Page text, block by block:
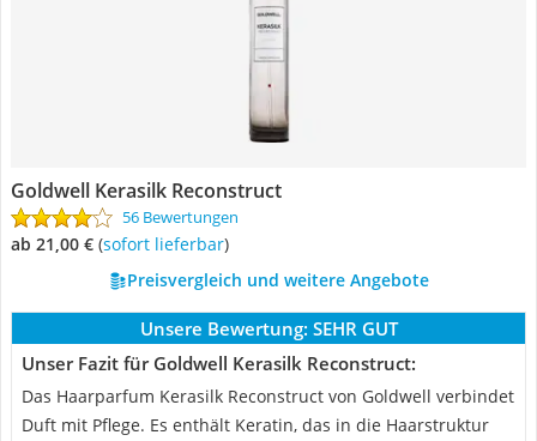
Goldwell Kerasilk Reconstruct
56 Bewertungen
ab 21,00 € ( Sofort lieferbar)
Preisvergleich und weitere Angebote
Unsere Bewertung: SEHR GUT
Unser Fazit für Goldwell Kerasilk Reconstruct:
Das Haarparfum Kerasilk Reconstruct von Goldwell verbindet
Duft mit Pflege. Es enthält Keratin, das in die Haarstruktur